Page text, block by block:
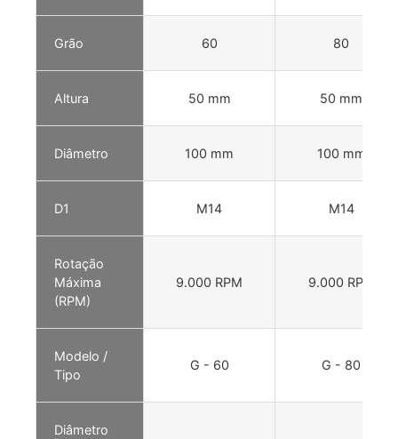
Grão 60 80
Altura 50 mm 50 mm
Diâmetro 100 mm 100 mm
D1 M14 M14
Rotação
Máxima
(RPM)
9.000 RPM 9.000 RPM
Modelo /
Tipo
G - 60 G - 80
Diâmetro